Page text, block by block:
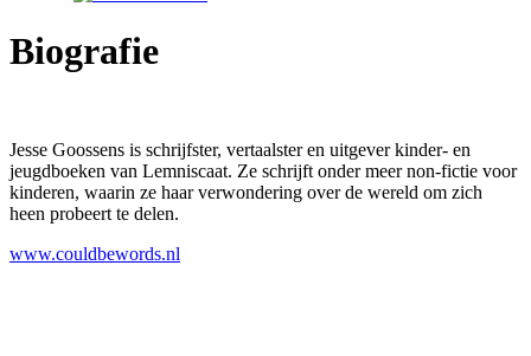
Biografie
Jesse Goossens is schrijfster, vertaalster en uitgever kinder- en
jeugdboeken van Lemniscaat. Ze schrijft onder meer non-fictie voor
kinderen, waarin ze haar verwondering over de wereld om zich
heen probeert te delen.
www.couldbewords.nl